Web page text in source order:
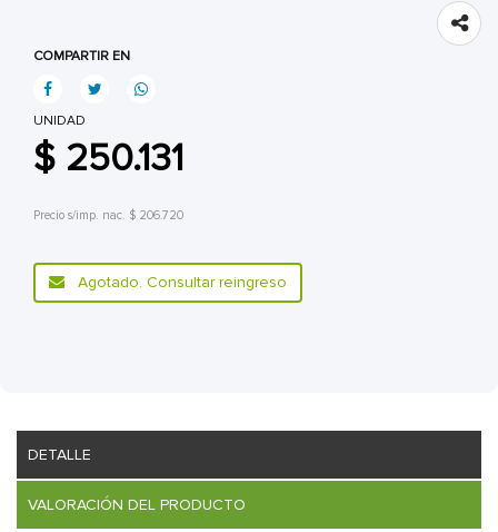
COMPARTIR EN
UNIDAD
$ 250.131
Precio s/imp. nac. $ 206.720
Agotado. Consultar reingreso
DETALLE
VALORACIÓN DEL PRODUCTO